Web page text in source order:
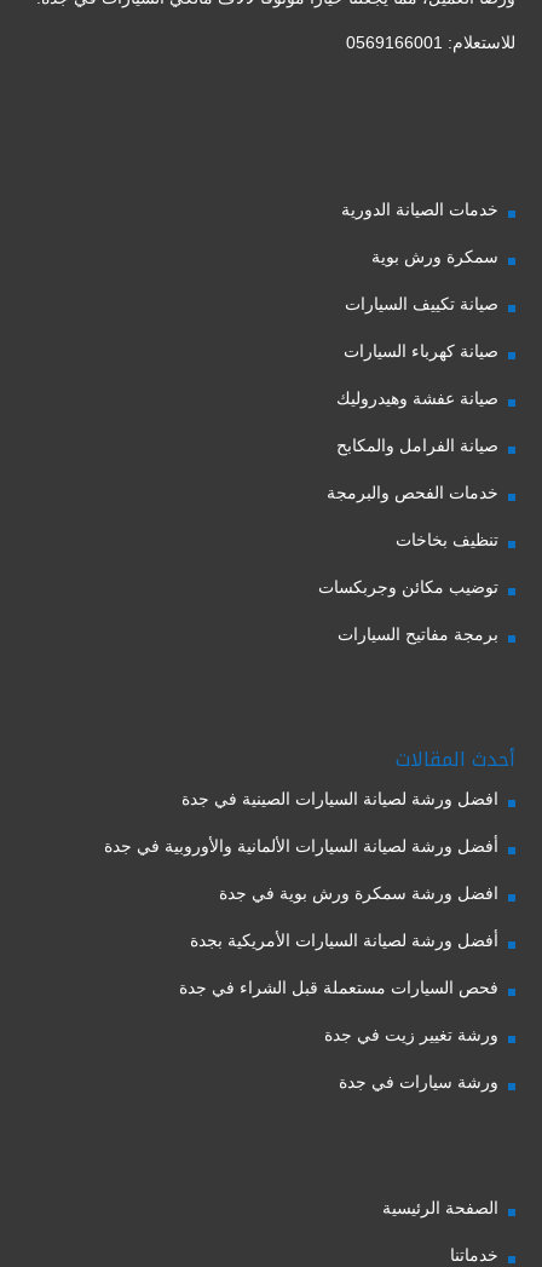
للاستعلام: 0569166001
خدمات الصيانة الدورية
سمكرة ورش بوية
صيانة تكييف السيارات
صيانة كهرباء السيارات
صيانة عفشة وهيدروليك
صيانة الفرامل والمكابح
خدمات الفحص والبرمجة
تنظيف بخاخات
توضيب مكائن وجربكسات
برمجة مفاتيح السيارات
أحدث المقالات
افضل ورشة لصيانة السيارات الصينية في جدة
أفضل ورشة لصيانة السيارات الألمانية والأوروبية في جدة
افضل ورشة سمكرة ورش بوية في جدة
أفضل ورشة لصيانة السيارات الأمريكية بجدة
فحص السيارات مستعملة قبل الشراء في جدة
ورشة تغيير زيت في جدة
ورشة سيارات في جدة
الصفحة الرئيسية
خدماتنا